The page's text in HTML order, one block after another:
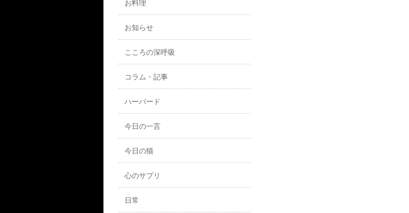
お料理
お知らせ
こころの深呼吸
コラム・記事
ハーバード
今日の一言
今日の猫
心のサプリ
日常